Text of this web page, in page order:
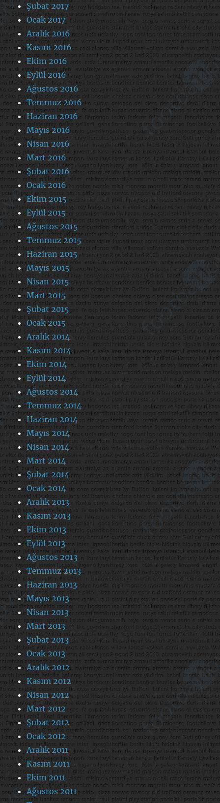
Şubat 2017
Ocak 2017
Aralık 2016
Kasım 2016
Ekim 2016
Eylül 2016
Ağustos 2016
Temmuz 2016
Haziran 2016
Mayıs 2016
Nisan 2016
Mart 2016
Şubat 2016
Ocak 2016
Ekim 2015
Eylül 2015
Ağustos 2015
Temmuz 2015
Haziran 2015
Mayıs 2015
Nisan 2015
Mart 2015
Şubat 2015
Ocak 2015
Aralık 2014
Kasım 2014
Ekim 2014
Eylül 2014
Ağustos 2014
Temmuz 2014
Haziran 2014
Mayıs 2014
Nisan 2014
Mart 2014
Şubat 2014
Ocak 2014
Aralık 2013
Kasım 2013
Ekim 2013
Eylül 2013
Ağustos 2013
Temmuz 2013
Haziran 2013
Mayıs 2013
Nisan 2013
Mart 2013
Şubat 2013
Ocak 2013
Aralık 2012
Kasım 2012
Nisan 2012
Mart 2012
Şubat 2012
Ocak 2012
Aralık 2011
Kasım 2011
Ekim 2011
Ağustos 2011